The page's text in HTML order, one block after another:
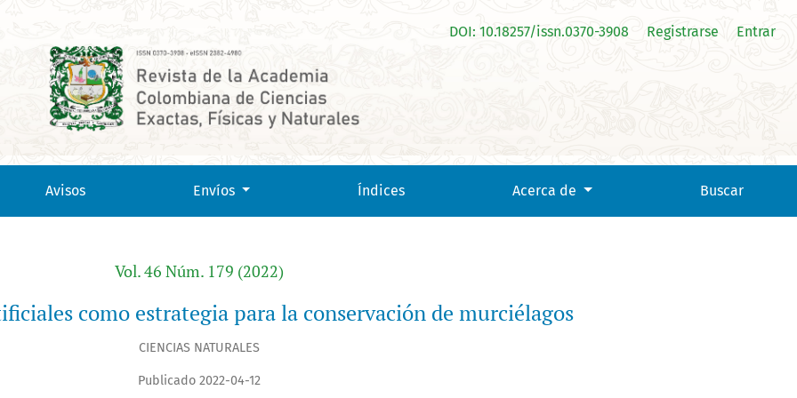
de murciélagos
Avisos Envíos Índices Acerca de Buscar
DOI: 10.18257/issn.0370-3908 Registrarse Entrar
Vol. 46 Núm. 179 (2022)
como estrategia para la conservación de murciélagos
CIENCIAS NATURALES
Publicado 2022-04-12